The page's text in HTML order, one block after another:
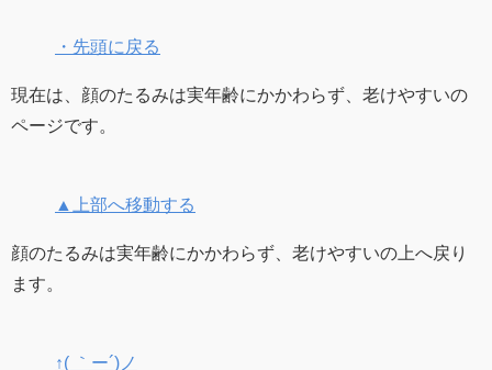
・先頭に戻る
現在は、顔のたるみは実年齢にかかわらず、老けやすいの
ページです。
▲上部へ移動する
顔のたるみは実年齢にかかわらず、老けやすいの上へ戻り
ます。
↑( ｀ー´)ノ